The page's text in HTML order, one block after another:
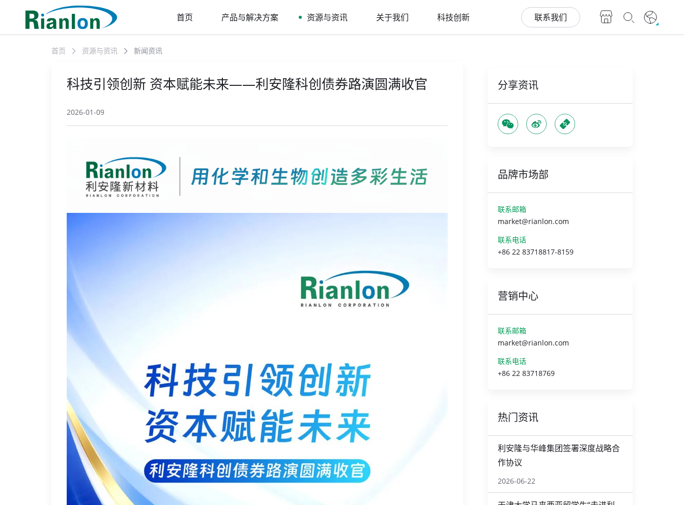
首页 产品与解决方案 资源与资讯 关于我们 科技创新 联系我们
首页 资源与资讯 新闻资讯
科技引领创新 资本赋能未来——利安隆科创债券路演圆满收官
2026-01-09
分享资讯
品牌市场部
联系邮箱
market@rianlon.com
联系电话
+86 22 83718817-8159
营销中心
联系邮箱
market@rianlon.com
联系电话
+86 22 83718769
热门资讯
利安隆与华峰集团签署深度战略合
作协议
2026-06-22